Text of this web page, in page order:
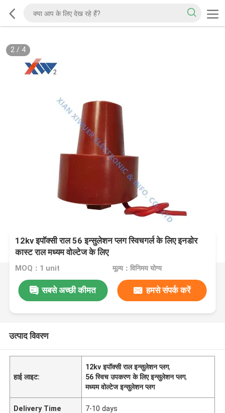
2/ 4
12kv इपॉक्सी राल 56 इन्सुलेशन प्लग स्विचगर्ल के लिए इनडोर
कास्ट राल मध्यम वोल्टेज के लिए
MOQ：1 unit मूल्य：विनिमय योग्य
सबसे अच्छी कीमत हमसे संपर्क करें
उत्पाद विवरण
हाई लाइट:
12kv इपॉक्सी राल इन्सुलेशन प्लग,
56 स्विच उपकरण के लिए इन्सुलेशन प्लग,
मध्यम वोल्टेज इन्सुलेशन प्लग
Delivery Time 7-10 days